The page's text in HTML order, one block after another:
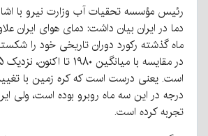
رئیس مؤسسه تحقیات آب وزارت نیرو با
دما در ایران بیان داشت: دمای هوای ایران
ماه گذشته رکورد دوران تاریخی خود را
تجربه کرده است.